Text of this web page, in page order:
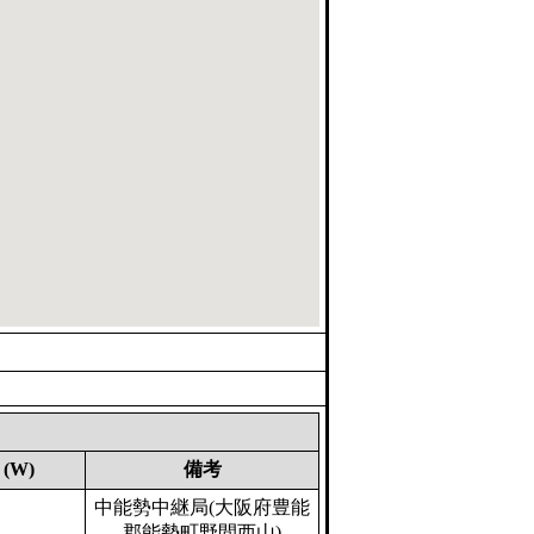
備考
中能勢中継局(大阪府豊能